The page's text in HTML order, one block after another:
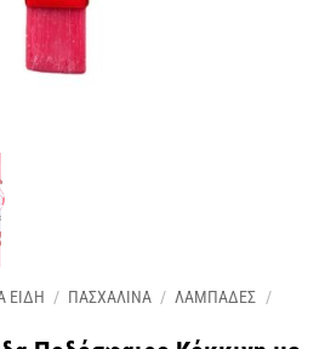
ΕΙΔΗ / ΠΑΣΧΑΛΙΝΑ / ΛΑΜΠΑΔΕΣ /